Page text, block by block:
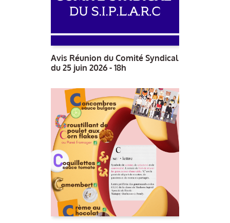
Avis Réunion du Comité Syndical
du 25 juin 2026 - 18h